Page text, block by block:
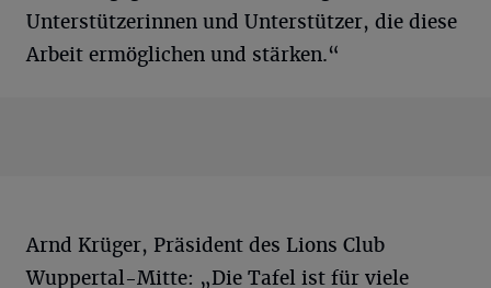
Unterstützerinnen und Unterstützer, die diese
Arbeit ermöglichen und stärken.“
Arnd Krüger, Präsident des Lions Club
Wuppertal-Mitte: „Die Tafel ist für viele